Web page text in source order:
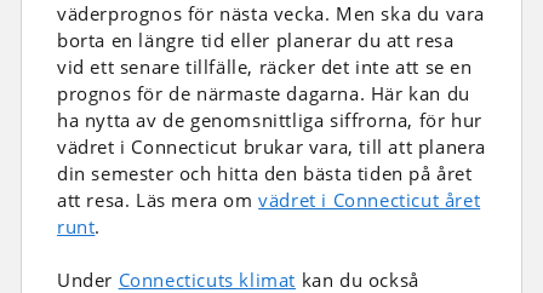
väderprognos för nästa vecka. Men ska du vara
borta en längre tid eller planerar du att resa
vid ett senare tillfälle, räcker det inte att se en
prognos för de närmaste dagarna. Här kan du
ha nytta av de genomsnittliga siffrorna, för hur
vädret i Connecticut brukar vara, till att planera
din semester och hitta den bästa tiden på året
att resa. Läs mera omvädret i Connecticut året
runt.
Under Connecticuts klimat kan du också